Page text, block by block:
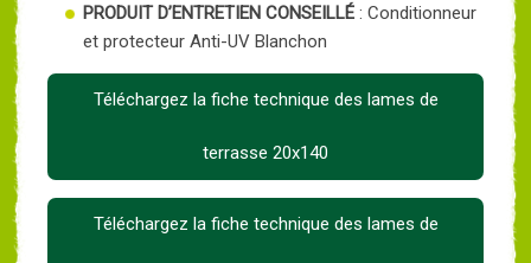
PRODUIT D’ENTRETIEN CONSEILLÉ : Conditionneur
et protecteur Anti-UV Blanchon
Téléchargez la fiche technique des lames de
terrasse 20x140
Téléchargez la fiche technique des lames de